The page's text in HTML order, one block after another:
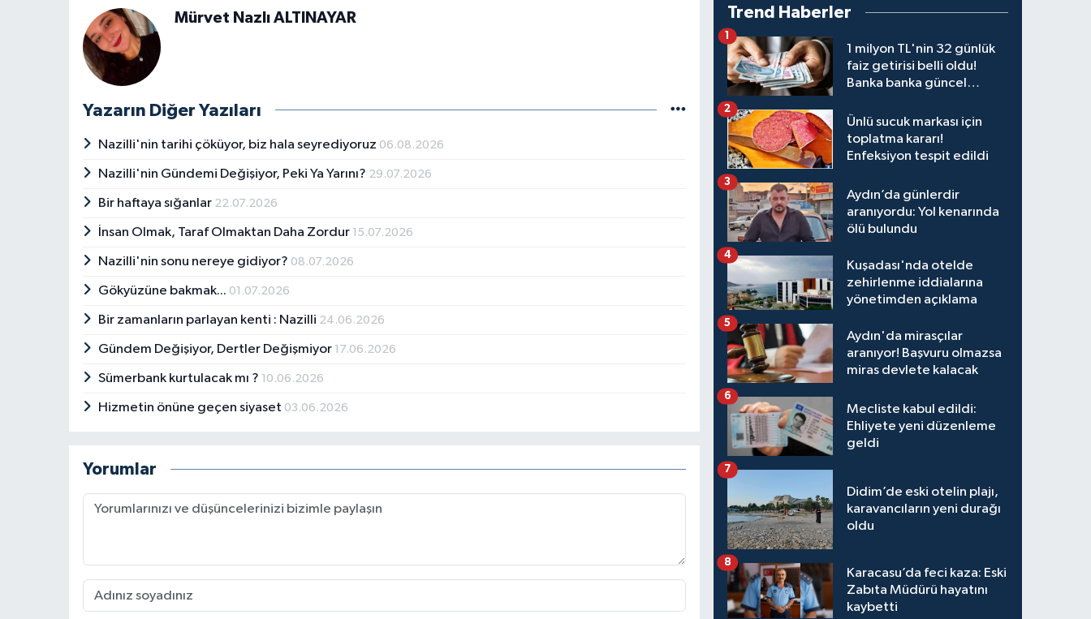
Mürvet Nazlı ALTINAYAR
Yazarın Diğer Yazıları
Nazilli'nin tarihi çöküyor, biz hala seyrediyoruz 06.08.2026
Nazilli'nin Gündemi Değişiyor, Peki Ya Yarını? 29.07.2026
Bir haftaya sığanlar 22.07.2026
İnsan Olmak, Taraf Olmaktan Daha Zordur 15.07.2026
Nazilli'nin sonu nereye gidiyor? 08.07.2026
Gökyüzüne bakmak... 01.07.2026
Bir zamanların parlayan kenti : Nazilli 24.06.2026
Gündem Değişiyor, Dertler Değişmiyor 17.06.2026
Sümerbank kurtulacak mı ? 10.06.2026
Hizmetin önüne geçen siyaset 03.06.2026
Yorumlar
Trend Haberler
1 milyon TL'nin 32 günlük
faiz getirisi belli oldu!
Banka banka güncel
1
Ünlü sucuk markası için
toplatma kararı!
Enfeksiyon tespit edildi
2
Aydın’da günlerdir
aranıyordu: Yol kenarında
ölü bulundu
3
Kuşadası'nda otelde
zehirlenme iddialarına
yönetimden açıklama
4
Aydın'da mirasçılar
aranıyor! Başvuru olmazsa
miras devlete kalacak
5
Mecliste kabul edildi:
Ehliyete yeni düzenleme
geldi
6
Didim’de eski otelin plajı,
karavancıların yeni durağı
oldu
7
Karacasu’da feci kaza: Eski
Zabıta Müdürü hayatını
kaybetti
8